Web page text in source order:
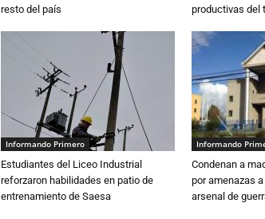
resto del país
productivas del
Informando Primero
Estudiantes del Liceo Industrial
reforzaron habilidades en patio de
entrenamiento de Saesa
Informando
Condenan a
por amenazas
arsenal de